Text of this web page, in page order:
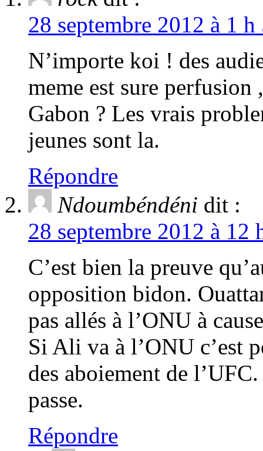
28 septembre 2012 à 1
N’importe koi ! des
meme est sure perfusion
Gabon ? Les vrais
jeunes sont la.
Répondre
Ndoumbéndéni dit :
28 septembre 2012 à
C’est bien la preuve
opposition bidon.
pas allés à l’ONU à
Si Ali va à l’ONU c’est
des aboiement de
passe.
Répondre